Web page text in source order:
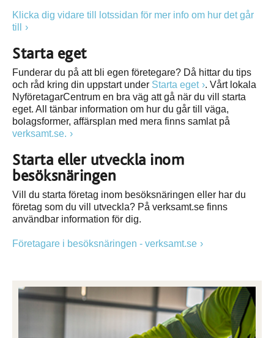
Klicka dig vidare till lotssidan för mer info om hur det går
till
Starta eget
Funderar du på att bli egen företegare? Då hittar du tips
och råd kring din uppstart under Starta eget
. Vårt lokala
NyföretagarCentrum en bra väg att gå när du vill starta
eget. All tänbar information om hur du går till väga,
bolagsformer, affärsplan med mera finns samlat på
verksamt.se.
Starta eller utveckla inom
besöksnäringen
Vill du starta företag inom besöksnäringen eller har du
företag som du vill utveckla? På verksamt.se finns
användbar information för dig.
Företagare i besöksnäringen - verksamt.se